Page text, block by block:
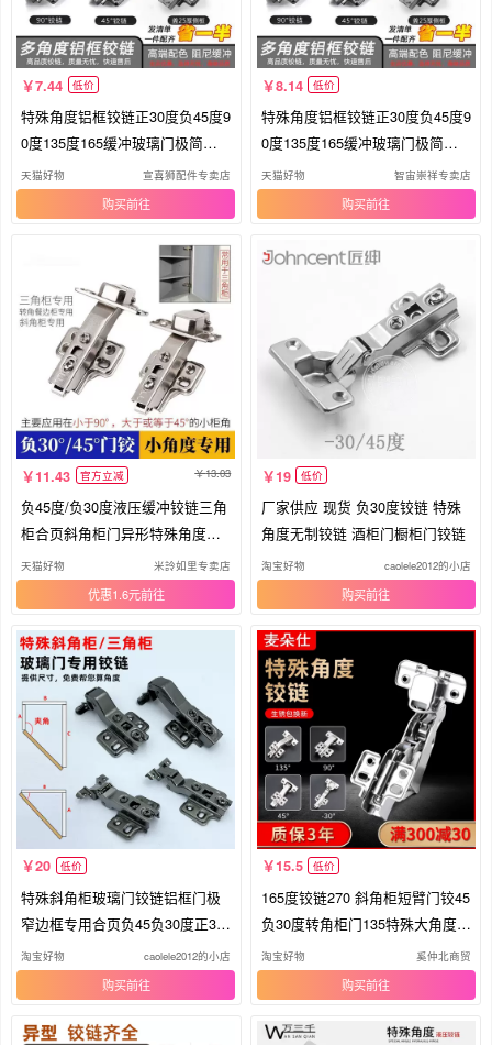
7.44 低价
特殊角度铝框铰链正30度负45度9
0度135度165缓冲玻璃门极简门
合页
天猫好物 宣喜狮配件专卖店
购买
8.14 低价
特殊角度铝框铰链正30度负45度9
0度135度165缓冲玻璃门极简门
合页
天猫好物 智宙崇祥专卖店
购买
11.43 官方立减 13.03
负45度/负30度液压缓冲铰链三角
柜合页斜角柜门异形特殊角度铰
链
天猫好物 米詅如里专卖店
优惠1.6元
19 低价
厂家供应 现货 负30度铰链 特殊
角度无制铰链 酒柜门橱柜门铰链
淘宝好物 caolele2012的小店
购买
20 低价
特殊斜角柜玻璃门铰链铝框门极
窄边框专用合页负45负30度正30
度45
淘宝好物 caolele2012的小店
购买
15.5 低价
165度铰链270 斜角柜短臂门铰45
负30度转角柜门135特殊大角度合
页
淘宝好物 奚仲北商贸
购买